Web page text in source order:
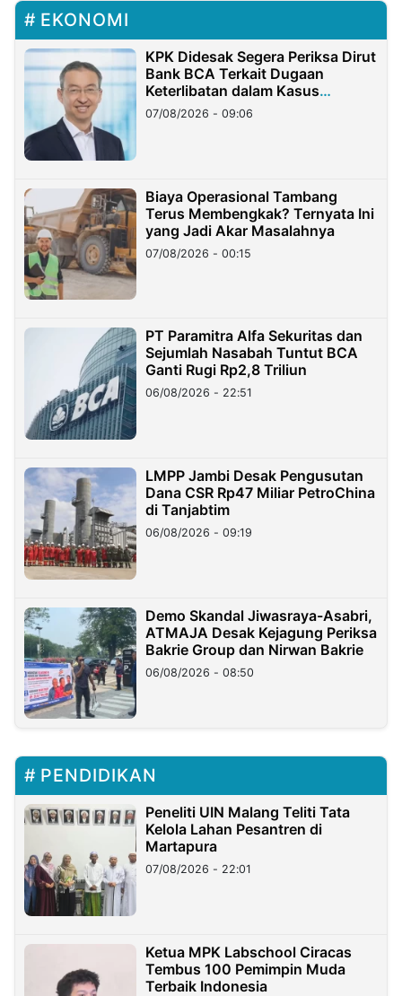
EKONOMI
KPK Didesak Segera Periksa Dirut
Bank BCA Terkait Dugaan
Keterlibatan dalam Kasus
Hilangnya Dana Nasabah Rp2,58
Miliar
07/08/2026 - 09:06
Biaya Operasional Tambang
Terus Membengkak? Ternyata Ini
yang Jadi Akar Masalahnya
07/08/2026 - 00:15
PT Paramitra Alfa Sekuritas dan
Sejumlah Nasabah Tuntut BCA
Ganti Rugi Rp2,8 Triliun
06/08/2026 - 22:51
LMPP Jambi Desak Pengusutan
Dana CSR Rp47 Miliar PetroChina
di Tanjabtim
06/08/2026 - 09:19
Demo Skandal Jiwasraya-Asabri,
ATMAJA Desak Kejagung Periksa
Bakrie Group dan Nirwan Bakrie
06/08/2026 - 08:50
PENDIDIKAN
Peneliti UIN Malang Teliti Tata
Kelola Lahan Pesantren di
Martapura
07/08/2026 - 22:01
Ketua MPK Labschool Ciracas
Tembus 100 Pemimpin Muda
Terbaik Indonesia